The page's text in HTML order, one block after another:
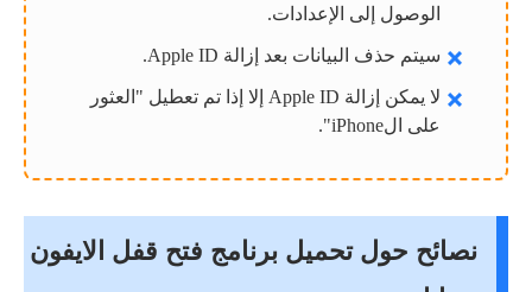
الوصول إلى الإعدادات.
سيتم حذف البيانات بعد إزالة Apple ID.
لا يمكن إزالة Apple ID إلا إذا تم تعطيل "العثور
على الiPhone".
نصائح حول تحميل برنامج فتح قفل الايفون